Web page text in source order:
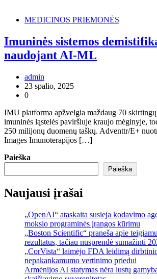
MEDICINOS PRIEMONĖS
Imuninės sistemos
naudojant AI-ML
admin
23 spalio, 2025
0
IMU platforma apžvelgia maždaug 70
imuninės ląstelės paviršiuje kraujo mėginyje,
250 milijonų duomenų taškų. Adventtr/E+
Images Imunoterapijos […]
Paieška
Paieška
Naujausi įrašai
„OpenAI“ ataskaita susieja kodavimo
mokslo programinės įrangos kūrimu
„Boston Scientific“ praneša apie
rezultatus, tačiau nusprendė sumažinti
„CorVista“ laimėjo FDA leidimą
nepakankamumo vertinimo priedui
Armėnijos AI statymas nėra lustų